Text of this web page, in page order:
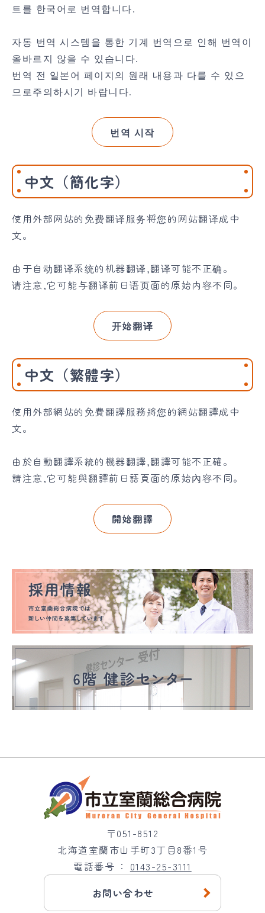
트를 한국어로 번역합니다.
자동 번역 시스템을 통한 기계 번역으로 인해 번역이
올바르지 않을 수 있습니다.
번역 전 일본어 페이지의 원래 내용과 다를 수 있으
므로주의하시기 바랍니다.
번역 시작
中文（簡化字）
使用外部网站的免费翻译服务将您的网站翻译成中
文。
由于自动翻译系统的机器翻译,翻译可能不正确。
请注意,它可能与翻译前日语页面的原始内容不同。
开始翻译
中文（繁體字）
使用外部網站的免費翻譯服務將您的網站翻譯成中
文。
由於自動翻譯系統的機器翻譯,翻譯可能不正確。
請注意,它可能與翻譯前日語頁面的原始內容不同。
開始翻譯
〒051-8512
北海道室蘭市山手町3丁目8番1号
電話番号
0143-25-3111
お問い合わせ